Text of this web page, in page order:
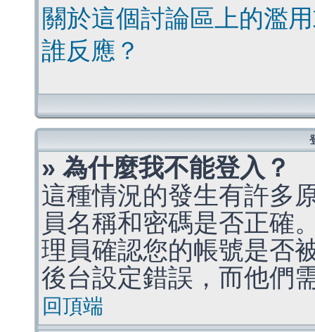
關於這個討論區上的濫
誰反應？
» 為什麼我不能登入？
這種情況的發生有許多
員名稱和密碼是否正確
理員確認您的帳號是否
後台設定錯誤，而他們
回頂端